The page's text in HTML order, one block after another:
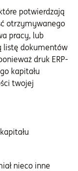
potwierdzają
otrzymywanego
pracy, lub
listę dokumentów
druk ERP-
kapitału
twojej
nieco inne